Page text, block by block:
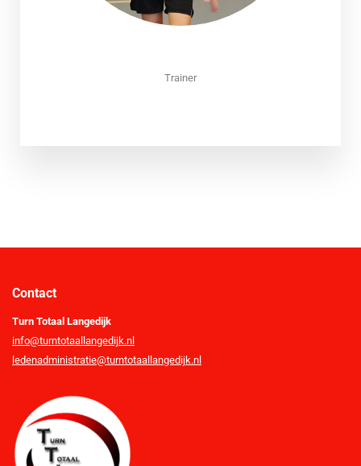
Trainer
Contact
Turn Totaal Langedijk
info@turntotaallangedijk.nl
ledenadministratie@turntotaallangedijk.nl